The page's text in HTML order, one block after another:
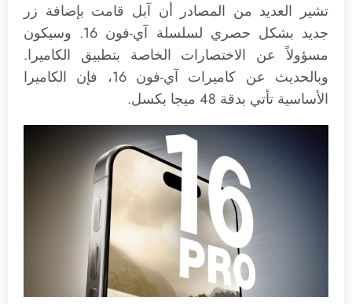
تشير العديد من المصادر أن آبل قامت بإضافة زر
جديد بشكل حصري لسلسلة آي-فون 16. وسيكون
مسؤولاً عن الاختصارات الخاصة بتطبيق الكاميرا.
وبالحديث عن كاميرات آي-فون 16، فإن الكاميرا
الأساسية تأتي بدقة 48 ميجا بكسل.